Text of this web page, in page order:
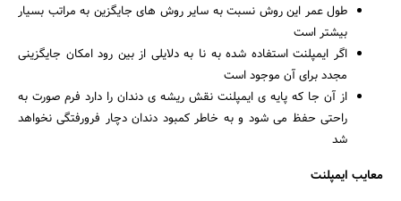
جستجو
طول عمر این روش نسبت به سایر روش های جایگزین به مراتب بسیار
بیشتر است
اگر ایمپلنت استفاده شده به نا به دلایلی از بین رود امکان جایگزینی
مجدد برای آن موجود است
از آن جا که پایه ی ایمپلنت نقش ریشه ی دندان را دارد فرم صورت به
راحتی حفظ می شود و به خاطر کمبود دندان دچار فرورفتگی نخواهد
شد
معایب ایمپلنت